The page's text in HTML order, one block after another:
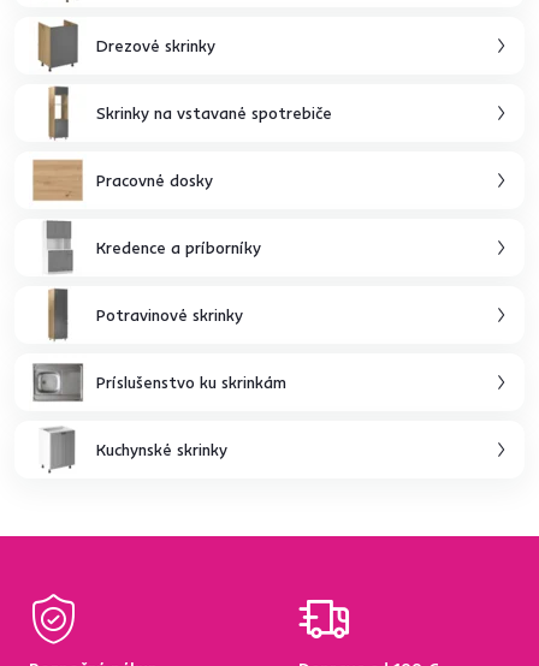
Drezové skrinky
Skrinky na vstavané spotrebiče
Pracovné dosky
Kredence a príborníky
Potravinové skrinky
Príslušenstvo ku skrinkám
Kuchynské skrinky